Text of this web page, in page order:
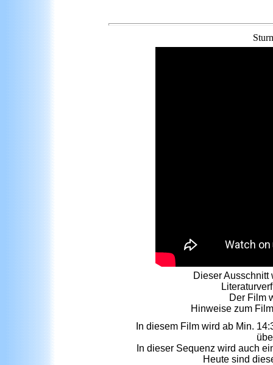
Dieser
Der Film
Hinweise zum
In diesem Film wird ab Min.
In dieser Sequenz wird auch
Heute sind